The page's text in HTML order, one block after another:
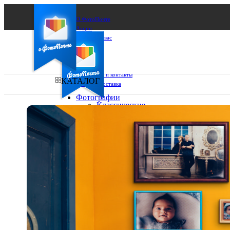
О ФотоПочте
Акции
Сделаем за вас
Бизнесу
FAQ
Франшиза
Поддержка и контакты
Оплата и доставка
Ваш город:
Выберите из списка:
КАТАЛОГ
Фотографии
Классические
10х10
15х15
30х30
30х40